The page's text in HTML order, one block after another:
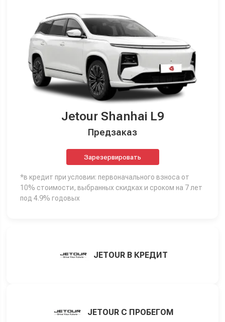
Jetour Shanhai L9
Предзаказ
Зарезервировать
*в кредит при условии: первоначального взноса от
10% стоимости, выбранных скидках и сроком на 7 лет
под 4.9% годовых
JETOUR В КРЕДИТ
JETOUR С ПРОБЕГОМ